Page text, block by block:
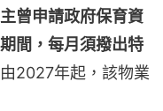
曾申請政府保育資
間，每月須撥出特
由2027年起，該物業